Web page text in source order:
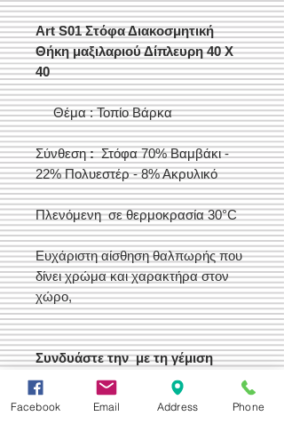
Art S01 Στόφα Διακοσμητική
Θήκη μαξιλαριού Δίπλευρη 40 X
40
Θέμα : Τοπίο Βάρκα
Σύνθεση:Στόφα 70% Βαμβάκι -
22% Πολυεστέρ - 8% Ακρυλικό
Πλενόμενη σε θερμοκρασία 30°C
Ευχάριστη αίσθηση θαλπωρής που
δίνει χρώμα και χαρακτήρα στον
χώρο,
Συνδυάστε την με τη γέμιση
μαξιλαριού 40 Χ 40
Τιμή Γέμισης 4,00 €
Facebook Email Address Phone